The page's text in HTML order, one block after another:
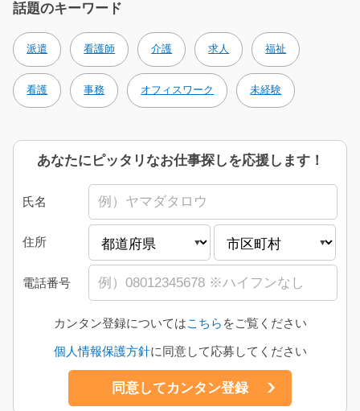
あなたにピッタリなお仕事探しを応援します！
氏名
住所
電話番号
カンタン登録についてはこちら をご覧ください
個人情報保護方針に同意して応募してください
話題のキーワード
派遣 看護師 介護 求人 福祉
看護 事務 オフィスワーク 未経験